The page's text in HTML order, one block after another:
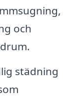
och
städning